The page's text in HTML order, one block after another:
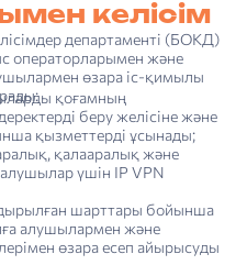
келісім
департаменті (БОКД)
операторларымен және
өзара іс-қимылы
қоғамның
беру желісіне және
қызметтерді ұсынады;
қалааралық және
үшін IP VPN
шарттары бойынша
алушылармен және
өзара есеп айырысуды